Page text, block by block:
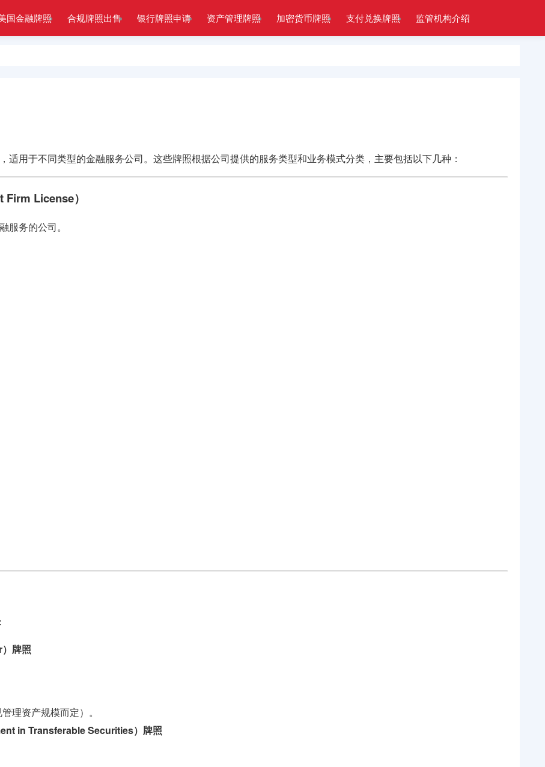
国金融牌照 合规牌照出售 银行牌照申请 资产管理牌照 加密货币牌照 支付兑换牌照 监管机构介绍
用于不同类型的金融服务公司。这些牌照根据公司提供的服务类型和业务模式分类，主要包括以下几种：
License）
务的公司。
牌照
理资产规模而定）。
in Transferable Securities）牌照